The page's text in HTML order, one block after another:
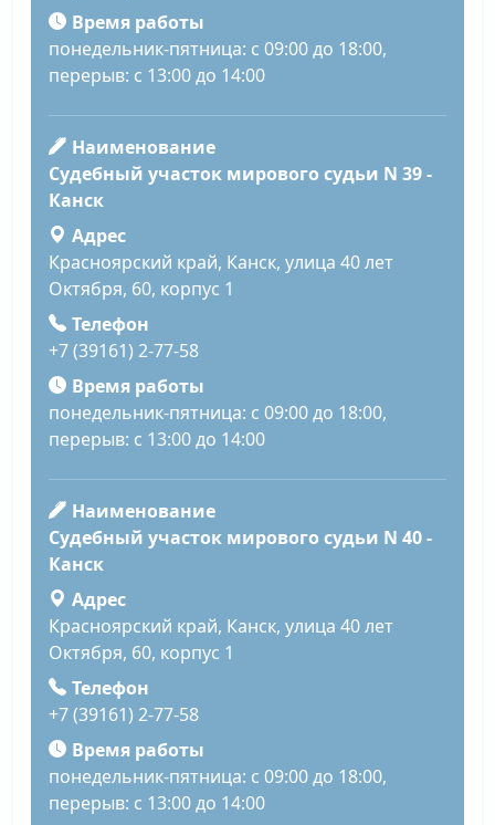
Время работы
понедельник-пятница: с 09:00 до 18:00,
перерыв: с 13:00 до 14:00
Наименование
Судебный участок мирового судьи N 39 -
Канск
Адрес
Красноярский край, Канск, улица 40 лет
Октября, 60, корпус 1
Телефон
+7 (39161) 2-77-58
Время работы
понедельник-пятница: с 09:00 до 18:00,
перерыв: с 13:00 до 14:00
Наименование
Судебный участок мирового судьи N 40 -
Канск
Адрес
Красноярский край, Канск, улица 40 лет
Октября, 60, корпус 1
Телефон
+7 (39161) 2-77-58
Время работы
понедельник-пятница: с 09:00 до 18:00,
перерыв: с 13:00 до 14:00